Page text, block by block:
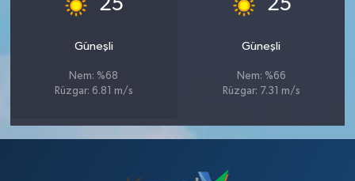
25
Güneşli
Nem: %68
Rüzgar: 6.81 m/s
25
Güneşli
Nem: %66
Rüzgar: 7.31 m/s